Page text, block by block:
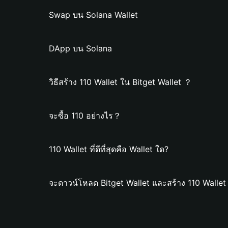
Swap บน Solana Wallet
DApp บน Solana
วิธีสร้าง 110 Wallet ใน Bitget Wallet ？
จะซื้อ 110 อย่างไร？
110 Wallet ที่ดีที่สุดคือ Wallet ใด?
จะดาวน์โหลด Bitget Wallet และสร้าง 110 Wallet